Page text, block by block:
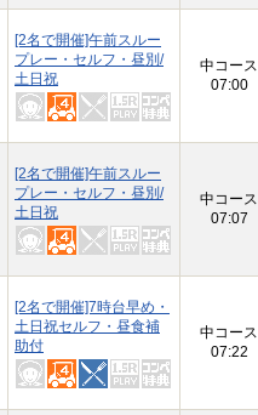
[2名で開催]午前スルー
プレー・セルフ・昼別/
土日祝
中コース
07:00
[2名で開催]午前スルー
プレー・セルフ・昼別/
土日祝
中コース
07:07
[2名で開催]7時台早め・
土日祝セルフ・昼食補
助付
中コース
07:22